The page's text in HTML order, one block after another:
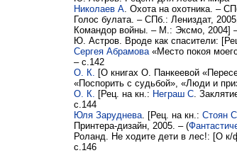
Николаев А. Охота на охотника. –
Голос булата. – СПб.: Лениздат,
Командор войны. – М.: Эксмо, 2004]
Ю. Астров. Вроде как спасители:
Сергея Абрамова«Место покоя
– с.142
О. К. [О книгах О. Панкеевой
«Поспорить с судьбой», «Люди и
О. К. [Рец. на кн.: Неграш С.
с.144
Юля Заруднева. [Рец. на кн.: Стоян С
Принтера-дизайн, 2005. – (
Роланд. Не ходите дети в лес!: [О
с.146